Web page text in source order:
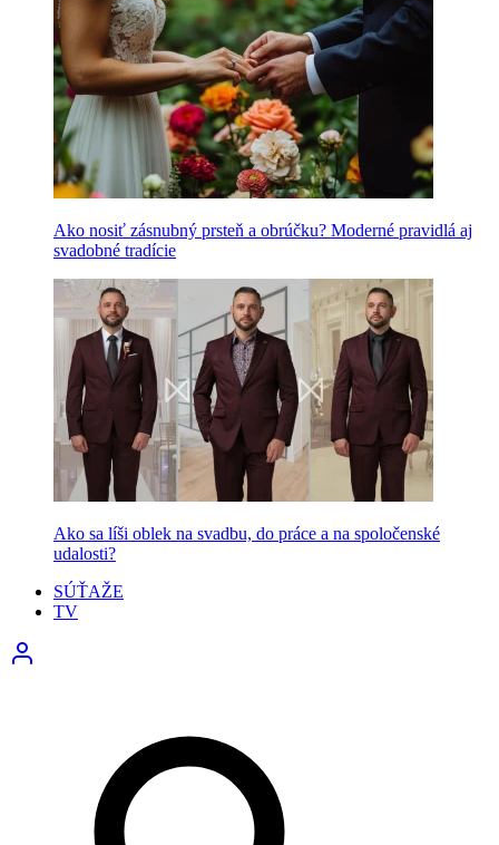
Ako nosiť zásnubný prsteň a obrúčku? Moderné pravidlá aj
svadobné tradície
Ako sa líši oblek na svadbu, do práce a na spoločenské
udalosti?
SÚŤAŽE
TV